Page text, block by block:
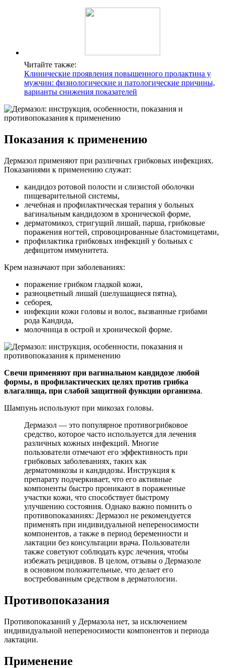
Читайте также:
Клинические проявления повышенного пролактина у
мужчин: физиологические и патологические причины,
варианты снижения показателей
Показания к применению
Дермазол применяют при различных грибковых инфекциях.
Показаниями к применению служат:
кандидоз ротовой полости и слизистой оболочки
пищеварительной системы,
лечебная и профилактическая терапия у больных
вагинальным кандидозом в хронической форме,
дерматомикоз, стригущий лишай, парша, грибковые
поражения ногтей, спровоцированные бластомицетами,
профилактика грибковых инфекций у больных с
дефицитом иммунитета.
Крем назначают при заболеваниях:
поражение грибком гладкой кожи,
разноцветный лишай (шелушащиеся пятна),
себорея,
инфекции кожи головы и волос, вызванные грибами
рода Кандида,
молочница в острой и хронической форме.
Свечи применяют при вагинальном кандидозе любой
формы, в профилактических целях против грибка
влагалища, при слабой защитной функции организма.
Шампунь используют при микозах головы.
Дермазол — это популярное противогрибковое
средство, которое часто используется для лечения
различных кожных инфекций. Многие
пользователи отмечают его эффективность при
грибковых заболеваниях, таких как
дерматомикозы и кандидозы. Инструкция к
препарату подчеркивает, что его активные
компоненты быстро проникают в пораженные
участки кожи, что способствует быстрому
улучшению состояния. Однако важно помнить о
противопоказаниях: Дермазол не рекомендуется
применять при индивидуальной непереносимости
компонентов, а также в период беременности и
лактации без консультации врача. Пользователи
также советуют соблюдать курс лечения, чтобы
избежать рецидивов. В целом, отзывы о Дермазоле
в основном положительные, что делает его
востребованным средством в дерматологии.
Противопоказания
Противопоказаний у Дермазола нет, за исключением
индивидуальной непереносимости компонентов и периода
лактации.
Применение